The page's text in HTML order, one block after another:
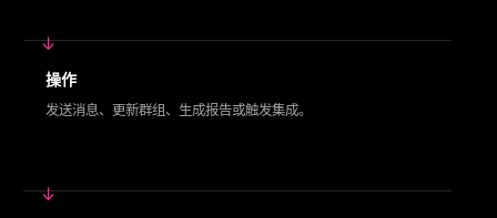
操作
发送消息、更新群组、生成报告或触发集成。